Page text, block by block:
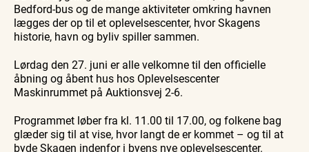
Bedford-bus og de mange aktiviteter omkring havnen
lægges der op til et oplevelsescenter, hvor Skagens
historie, havn og byliv spiller sammen.
Lørdag den 27. juni er alle velkomne til den officielle
åbning og åbent hus hos Oplevelsescenter
Maskinrummet på Auktionsvej 2-6.
Programmet løber fra kl. 11.00 til 17.00, og folkene bag
glæder sig til at vise, hvor langt de er kommet – og til at
byde Skagen indenfor i byens nye oplevelsescenter.